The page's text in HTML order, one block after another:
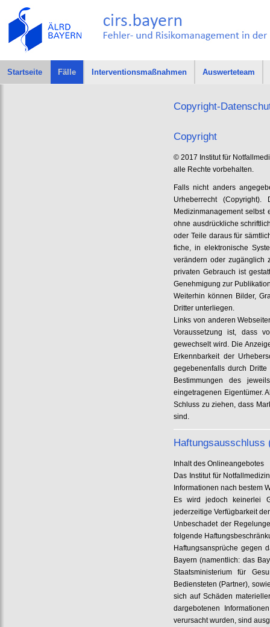
Startseite Fälle Interventionsmaßnahmen Auswerteteam
Copyright-
Copyright
© 2017 Institut für
alle Rechte vorbehalten.
Falls nicht anders
Urheberrecht
Medizinmanagement selbst
ohne ausdrückliche
oder Teile daraus für
fiche, in elektronische
verändern oder zugänglich
privaten Gebrauch ist
Genehmigung zur
Weiterhin können Bilder,
Dritter unterliegen.
Links von anderen
Voraussetzung ist, dass
gewechselt wird. Die
Erkennbarkeit der
gegebenenfalls durch
Bestimmungen des
eingetragenen Eigentümer.
Schluss zu ziehen, dass
sind.
Haftungsausschluss
Inhalt des Onlineangebotes
Das Institut für
Informationen nach bestem
Es wird jedoch keinerlei
jederzeitige Verfügbarkeit
Unbeschadet der
folgende
Haftungsansprüche gegen
Bayern (namentlich: das
Staatsministerium für
Bediensteten (Partner),
sich auf Schäden
dargebotenen
verursacht wurden, sind